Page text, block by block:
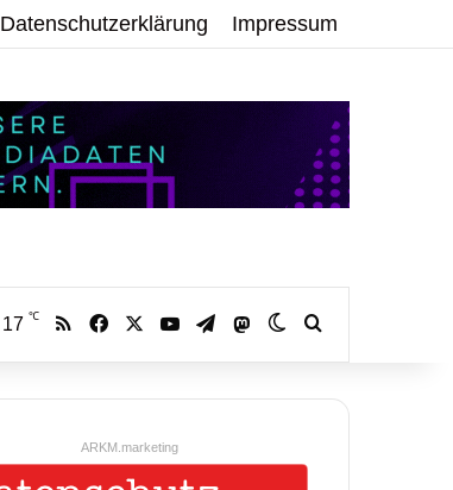
Datenschutzerklärung Impressum
17 ℃ RSS Facebook YouTubeTelegramMastodonSkin umschalten
ARKM.marketing